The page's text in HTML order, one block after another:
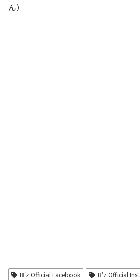
ん）
B'z Official Facebook
B'z Official